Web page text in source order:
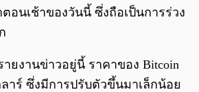
อนเช้าของวันนี้ ซึ่งถือเป็นการร่วง
ยงานข่าวอยู่นี้ ราคาของ Bitcoin
าร์ ซึ่งมีการปรับตัวขึ้นมาเล็กน้อย